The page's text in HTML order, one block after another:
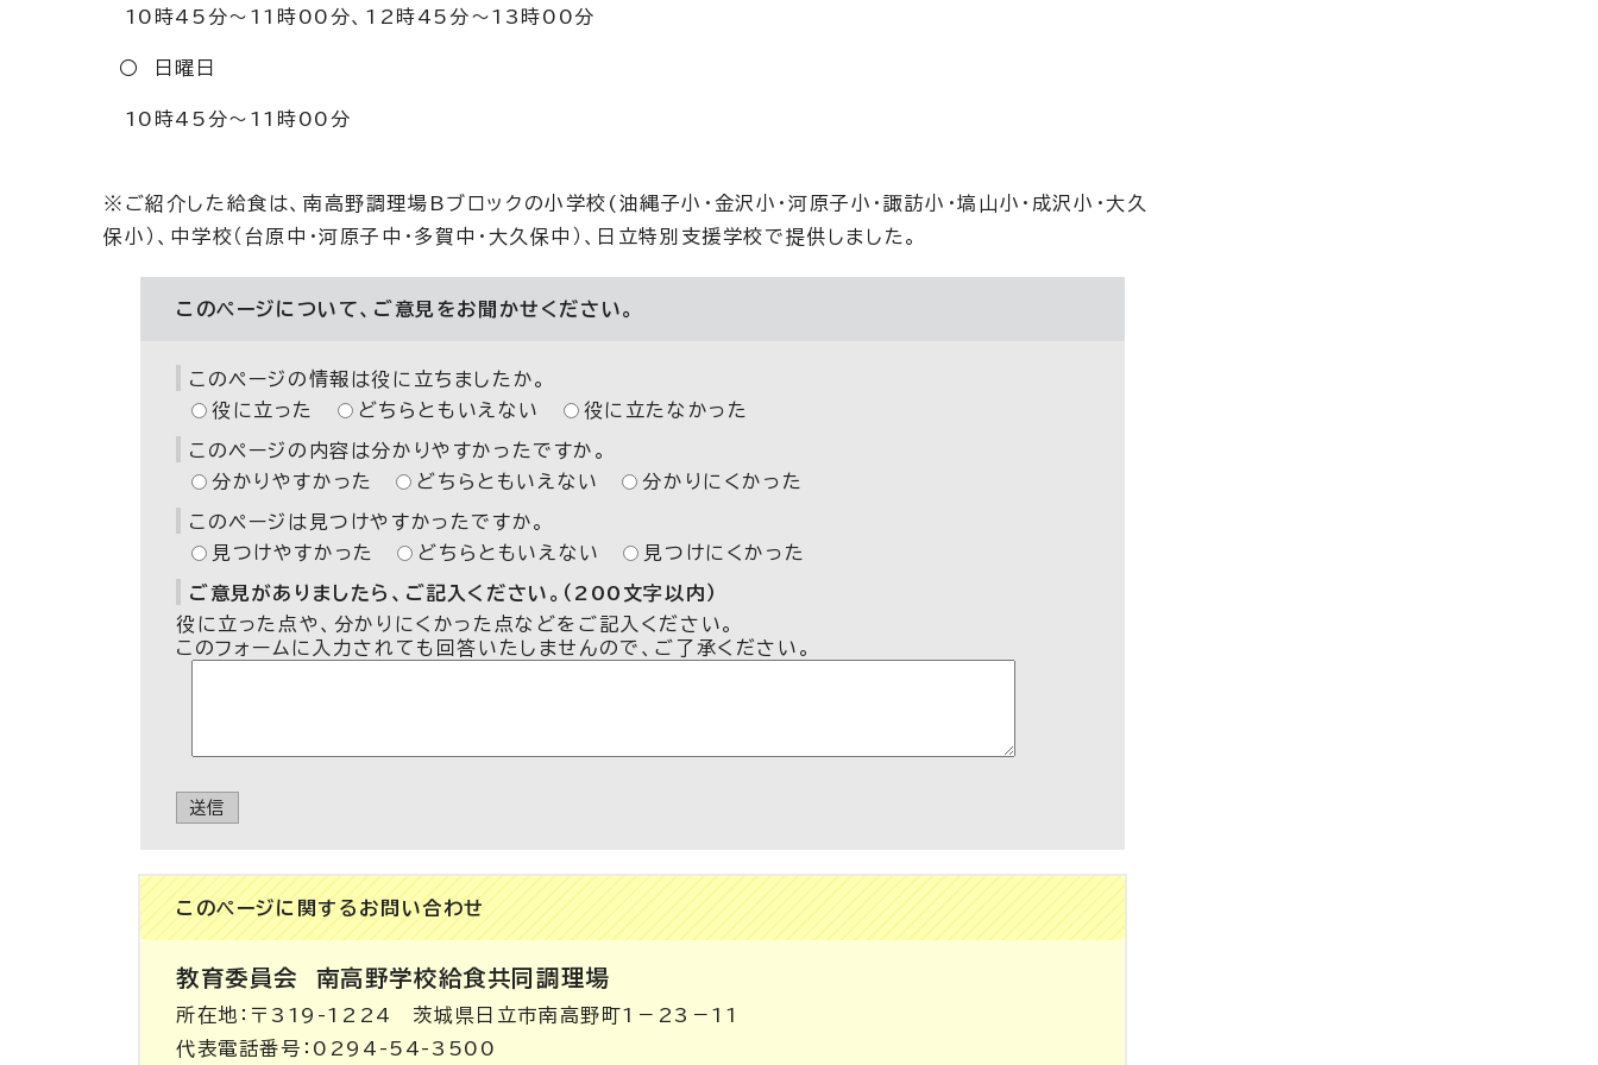
10時45分～11時00分、12時45分～13時00分
○ 日曜日
10時45分～11時00分
※ご紹介した給食は、南高野調理場Bブロックの小学校(油縄子小・金沢小・河原子小・諏訪小・塙山小・成沢小・大久
保小）、中学校（台原中・河原子中・多賀中・大久保中）、日立特別支援学校で提供しました。
このページについて、ご意見をお聞かせください。
このページの情報は役に立ちましたか。
役に立った
どちらともいえない 役に立たなかった
このページの内容は分かりやすかったですか。
分かりやすかった
どちらともいえない 分かりにくかった
このページは見つけやすかったですか。
見つけやすかった
どちらともいえない 見つけにくかった
ご意見がありましたら、ご記入ください。（200文字以内）
役に立った点や、分かりにくかった点などをご記入ください。
このフォームに入力されても回答いたしませんので、ご了承ください。
送信
このページに関する お問い合わせ
教育委員会 南高野学校給食共同調理場
所在地：〒319-1224 茨城県日立市南高野町1－23－11
代表電話番号：0294-54-3500